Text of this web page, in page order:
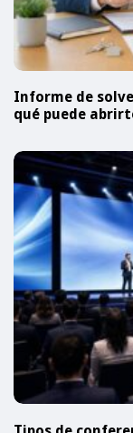
Informe de
qué puede